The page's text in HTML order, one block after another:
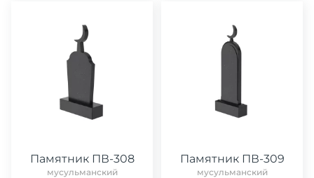
Памятник ПВ-308
мусульманский
Памятник ПВ-309
мусульманский